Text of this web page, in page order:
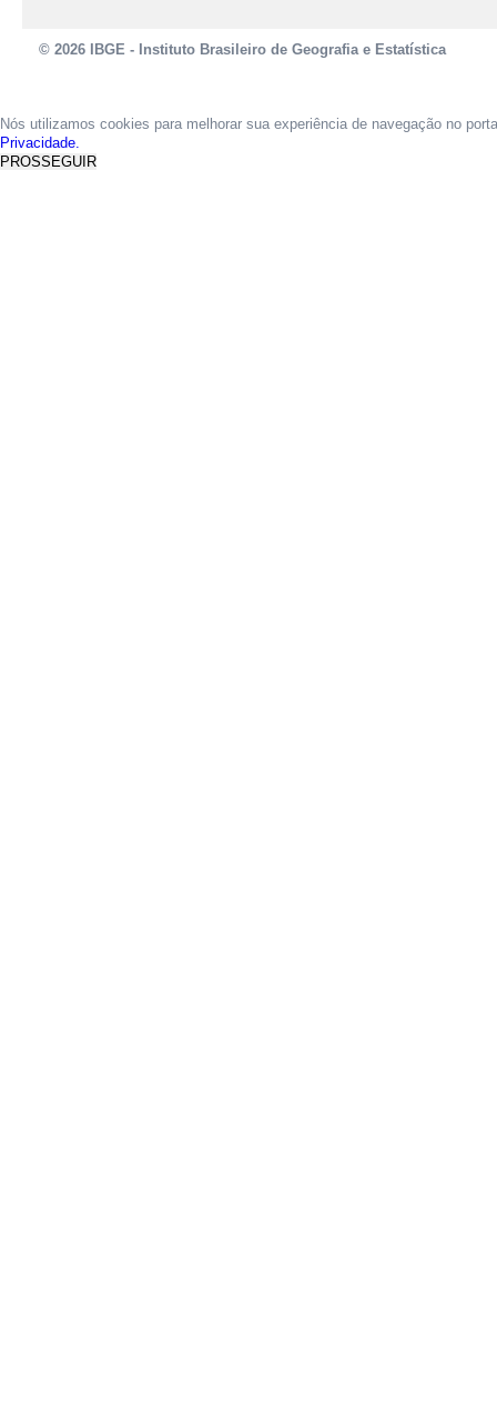
© 2026 IBGE - Instituto Brasileiro de Geografia e Estatística
Nós utilizamos cookies para melhorar sua experiência de navegação no
Privacidade.
PROSSEGUIR